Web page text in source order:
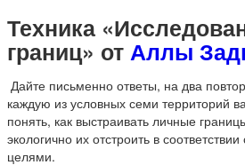
Техника
границ» отАллы
Дайте письменно ответы, на два
каждую из условных семи территорий
понять, как выстраивать личные
экологично их отстроить в
целями.